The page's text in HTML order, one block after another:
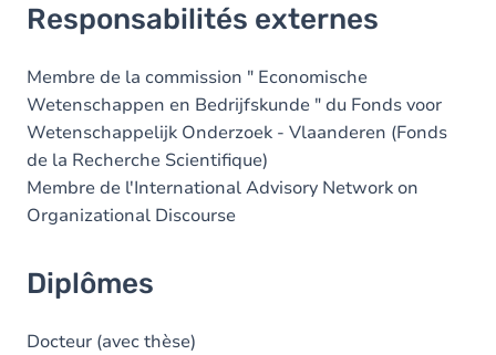
Responsabilités externes
Membre de la commission " Economische
Wetenschappen en Bedrijfskunde " du Fonds voor
Wetenschappelijk Onderzoek - Vlaanderen (Fonds
de la Recherche Scientifique)
Membre de l'International Advisory Network on
Organizational Discourse
Diplômes
Docteur (avec thèse)